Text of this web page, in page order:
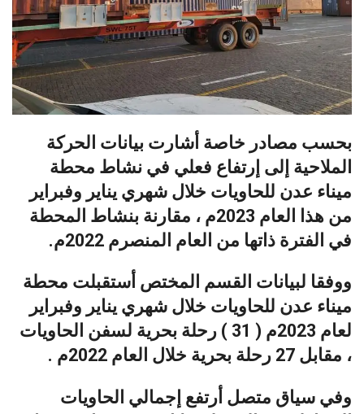
بحسب مصادر خاصة أشارت بيانات الحركة
الملاحية إلى إرتفاع فعلي في نشاط محطة
ميناء عدن للحاويات خلال شهري يناير وفبراير
من هذا العام 2023م ، مقارنة بنشاط المحطة
في الفترة ذاتها من العام المنصرم 2022م.
ووفقا لبيانات القسم المختص أستقبلت محطة
ميناء عدن للحاويات خلال شهري يناير وفبراير
لعام 2023م ( 31 ) رحلة بحرية لسفن الحاويات
، مقابل 27 رحلة بحرية خلال العام 2022م .
وفي سياق متصل أرتفع إجمالي الحاويات